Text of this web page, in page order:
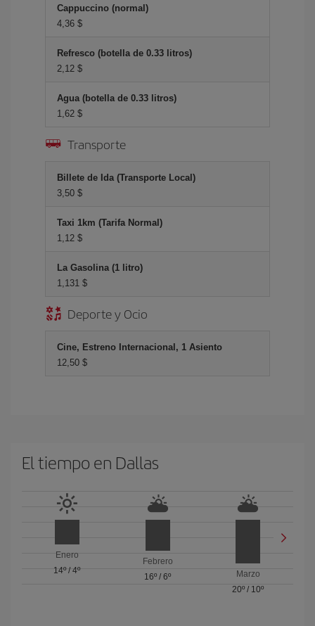
Cappuccino (normal)
4,36 $
Refresco (botella de 0.33 litros)
2,12 $
Agua (botella de 0.33 litros)
1,62 $
Transporte
Billete de Ida (Transporte Local)
3,50 $
Taxi 1km (Tarifa Normal)
1,12 $
La Gasolina (1 litro)
1,131 $
Deporte y Ocio
Cine, Estreno Internacional, 1 Asiento
12,50 $
El tiempo en Dallas
Enero
14º/4º
Febrero
16º / 6º
Marzo
20º / 10º